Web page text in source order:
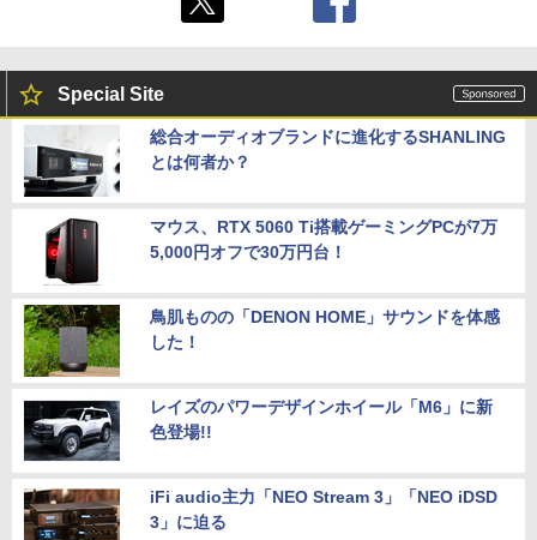
【送料無料・発売日前日出荷・新品】Ni
(8月11日発売)020196 オブリビオン
￥6,800
Special Site
総合オーディオブランドに進化するSHANLING
とは何者か？
マウス、RTX 5060 Ti搭載ゲーミングPCが7万
5,000円オフで30万円台！
鳥肌ものの「DENON HOME」サウンドを体感
した！
レイズのパワーデザインホイール「M6」に新
色登場!!
iFi audio主力「NEO Stream 3」「NEO iDSD
3」に迫る